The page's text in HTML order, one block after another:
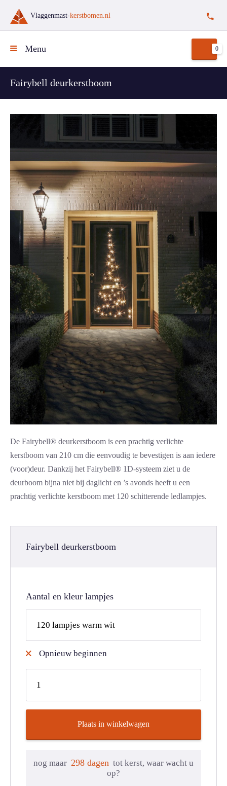
Vlaggenmast-kerstbomen.nl
Menu 0
Fairybell deurkerstboom
De Fairybell® deurkerstboom is een prachtig verlichte
kerstboom van 210 cm die eenvoudig te bevestigen is aan iedere
(voor)deur. Dankzij het Fairybell® 1D-systeem ziet u de
deurboom bijna niet bij daglicht en ’s avonds heeft u een
prachtig verlichte kerstboom met 120 schitterende ledlampjes.
Fairybell deurkerstboom
Aantal en kleur lampjes
Opnieuw beginnen
Plaats in winkelwagen
nog maar 298 dagen tot kerst, waar wacht u
op?